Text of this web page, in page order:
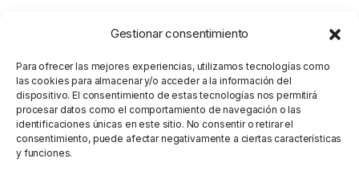
Gestionar consentimiento
Para ofrecer las mejores experiencias, utilizamos tecnologías como
las cookies para almacenar y/o acceder a la información del
dispositivo. El consentimiento de estas tecnologías nos permitirá
procesar datos como el comportamiento de navegación o las
identificaciones únicas en este sitio. No consentir o retirar el
consentimiento, puede afectar negativamente a ciertas características
y funciones.